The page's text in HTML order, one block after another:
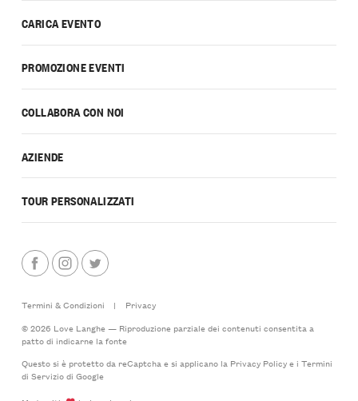
CARICA EVENTO
PROMOZIONE EVENTI
COLLABORA CON NOI
AZIENDE
TOUR PERSONALIZZATI
Termini & Condizioni |
Privacy
© 2026 Love Langhe — Riproduzione parziale dei contenuti consentita a
patto di indicarne la fonte
Questo si è protetto da reCaptcha e si applicano la Privacy Policye i Termini
di Serviziodi Google